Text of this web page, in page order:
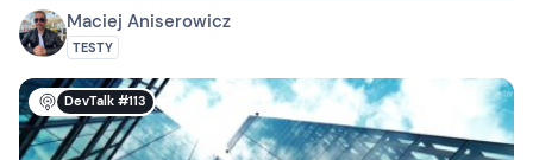
Maciej Aniserowicz
TESTY
DevTalk #113